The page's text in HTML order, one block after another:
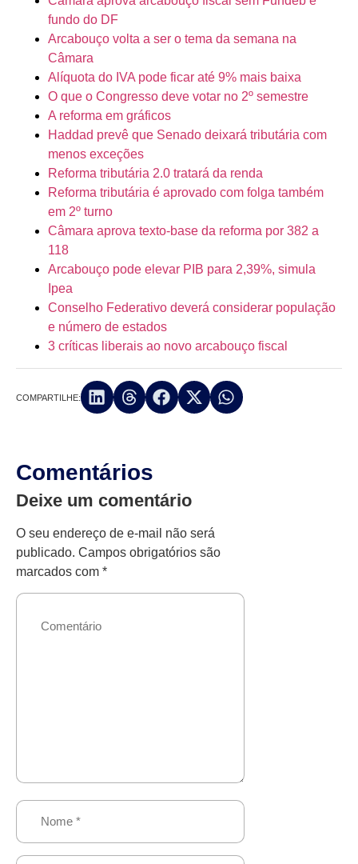
fundo do DF
Arcabouço volta a ser o tema da semana na
Câmara
Alíquota do IVA pode ficar até 9% mais baixa
O que o Congresso deve votar no 2º semestre
A reforma em gráficos
Haddad prevê que Senado deixará tributária com
menos exceções
Reforma tributária 2.0 tratará da renda
Reforma tributária é aprovado com folga também
em 2º turno
Câmara aprova texto-base da reforma por 382 a
118
Arcabouço pode elevar PIB para 2,39%, simula
Ipea
Conselho Federativo deverá considerar população
e número de estados
3 críticas liberais ao novo arcabouço fiscal
COMPARTILHE:
Comentários
Deixe um comentário
O seu endereço de e-mail não será
publicado. Campos obrigatórios são
marcados com *